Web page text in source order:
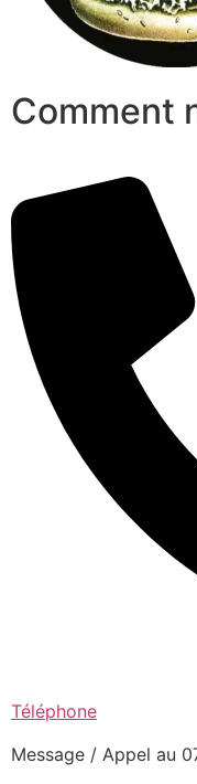
Comment
Téléphone
Message / Appel au